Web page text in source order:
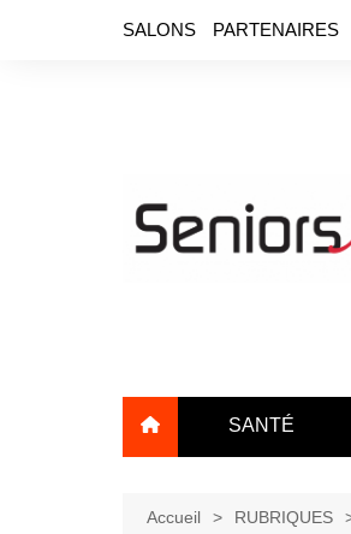
SALONS PARTENAIRES
SANTÉ
Accueil RUBRIQUES